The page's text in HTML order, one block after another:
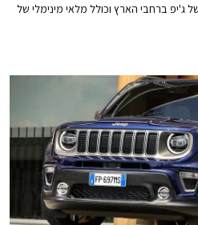
של ג'יפ ברחבי הארץ וכולל מלאי מינימלי של